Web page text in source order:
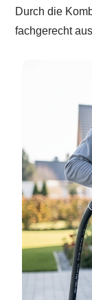
Durch die
fachgerecht